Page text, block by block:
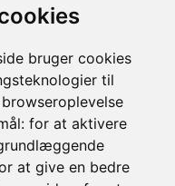
bruger cookies
til
for at aktivere
at give en bedre